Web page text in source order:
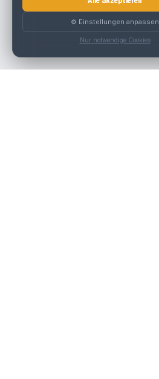
⚙️ Einstellungen anpassen
Nur notwendige Cookies